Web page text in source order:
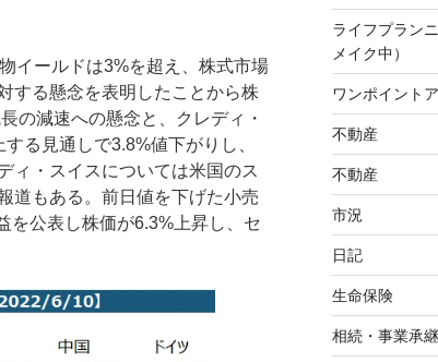
イールドは3%を超え、株式市場
する懸念を表明したことから株
の減速への懸念と、クレディ・
る見通しで3.8%値下がりし、
ィ・スイスについては米国のス
道もある。前日値を下げた小売
を公表し株価が6.3%上昇し、セ
ライフプラン
メイク中）
ワンポイント
不動産
不動産
市況
日記
生命保険
相続・事業承継